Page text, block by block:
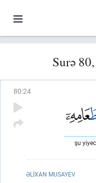
Surə
80:24
şu
ƏLIXAN MUSAYEV